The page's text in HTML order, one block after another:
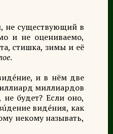
не существующий в
и не оцениваемо,
стишка, зимы и её
.
и в нём две
миллиардов
будет? Если оно,
видéния, как
некому называть,